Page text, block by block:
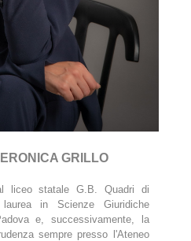
GRILLO
liceo statale G.B. Quadri di
in Scienze Giuridiche
e, successivamente, la
sempre presso l'Ateneo